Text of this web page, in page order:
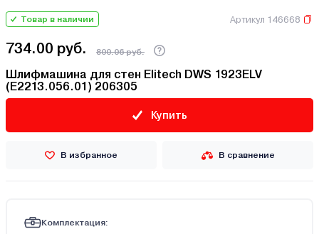
Товар в наличии Артикул 146668
734.00 руб. 800.06 руб.
Шлифмашина для стен Elitech DWS 1923ELV
(E2213.056.01) 206305
Купить
В избранное В сравнение
Комплектация: